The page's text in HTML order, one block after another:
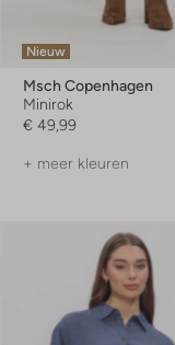
Nieuw
Msch Copenhagen
Minirok
€ 49,99
+ meer kleuren